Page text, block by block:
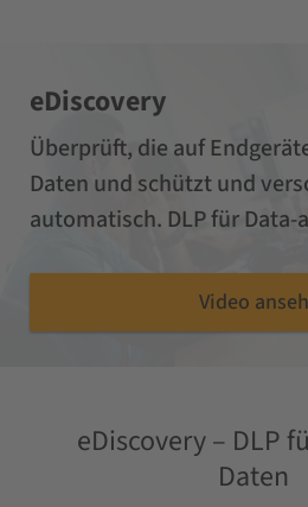
eDiscovery
Überprüft, die auf
Daten und schützt und
automatisch. DLP für Data-
Video
eDiscovery – DLP
Daten